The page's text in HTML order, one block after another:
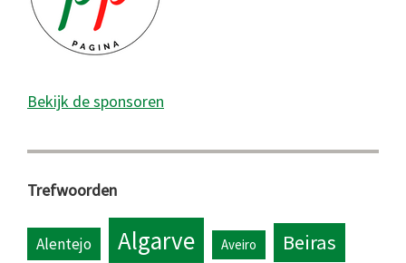
Bekijk de sponsoren
Trefwoorden
Alentejo Algarve Aveiro Beiras